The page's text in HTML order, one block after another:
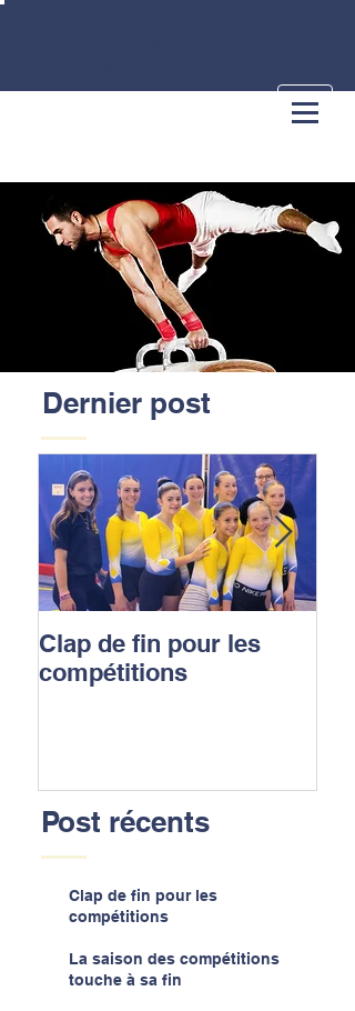
Dernier post
Clap de fin pour les
compétitions
Post récents
Clap de fin pour les
compétitions
La saison des compétitions
touche à sa fin